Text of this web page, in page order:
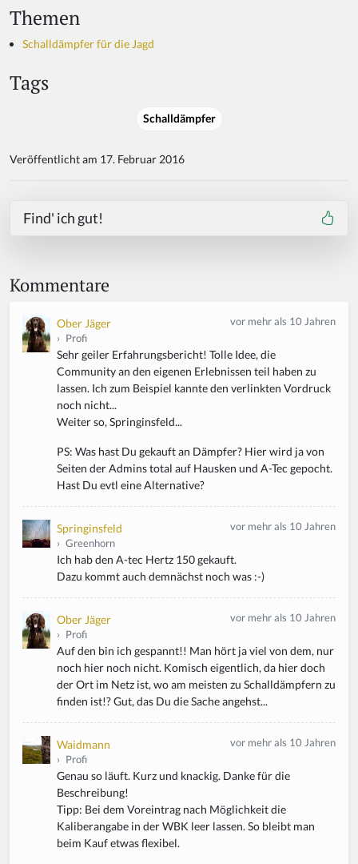
Themen
Schalldämpfer für die Jagd
Tags
Schalldämpfer
Veröffentlicht am 17. Februar 2016
Find' ich gut!
Kommentare
Ober Jäger
› Profi
vor mehr als 10 Jahren
Sehr geiler Erfahrungsbericht! Tolle Idee, die
Community an den eigenen Erlebnissen teil haben zu
lassen. Ich zum Beispiel kannte den verlinkten Vordruck
noch nicht...
Weiter so, Springinsfeld...
PS: Was hast Du gekauft an Dämpfer? Hier wird ja von
Seiten der Admins total auf Hausken und A-Tec gepocht.
Hast Du evtl eine Alternative?
Springinsfeld
› Greenhorn
vor mehr als 10 Jahren
Ich hab den A-tec Hertz 150 gekauft.
Dazu kommt auch demnächst noch was :-)
Ober Jäger
› Profi
vor mehr als 10 Jahren
Auf den bin ich gespannt!! Man hört ja viel von dem, nur
noch hier noch nicht. Komisch eigentlich, da hier doch
der Ort im Netz ist, wo am meisten zu Schalldämpfern zu
finden ist!? Gut, das Du die Sache angehst...
Waidmann
› Profi
vor mehr als 10 Jahren
Genau so läuft. Kurz und knackig. Danke für die
Beschreibung!
Tipp: Bei dem Voreintrag nach Möglichkeit die
Kaliberangabe in der WBK leer lassen. So bleibt man
beim Kauf etwas flexibel.